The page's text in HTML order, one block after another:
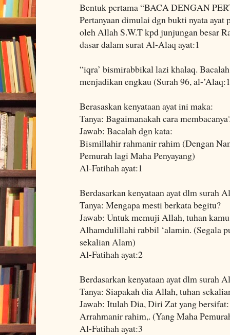
Bentuk pertama “BACA DENGAN
Pertanyaan dimulai dgn bukti nyata ayat
oleh Allah S.W.T kpd junjungan besar
dasar dalam surat Al-Alaq ayat:1
“iqra’ bismirabbikal lazi khalaq.
menjadikan engkau (Surah 96, al-
Berasaskan kenyataan ayat ini maka:
Tanya: Bagaimanakah cara
Jawab: Bacalah dgn kata:
Bismillahir rahmanir rahim (Dengan
Pemurah lagi Maha Penyayang)
Al-Fatihah ayat:1
Berdasarkan kenyataan ayat dlm surah
Tanya: Mengapa mesti berkata begitu?
Jawab: Untuk memuji Allah, tuhan
Alhamdulillahi rabbil ‘alamin. (Segala
sekalian Alam)
Al-Fatihah ayat:2
Berdasarkan kenyataan ayat dlm surah
Tanya: Siapakah dia Allah, tuhan
Jawab: Itulah Dia, Diri Zat yang bersifat:
Arrahmanir rahim,. (Yang Maha
Al-Fatihah ayat:3